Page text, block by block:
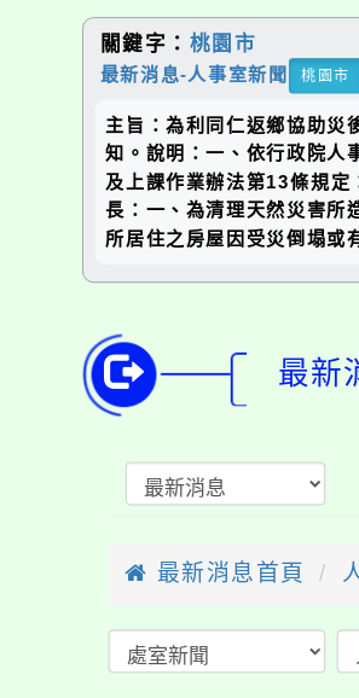
關鍵字： 桃園市
最新消息-人事室新聞 桃園市
主旨：為利同仁返鄉協助災
知。說明：一、依行政院人
及上課作業辦法第13條規定
長：一、為清理天然災害所
所居住之房屋因受災倒塌或
最新
最新消息首頁